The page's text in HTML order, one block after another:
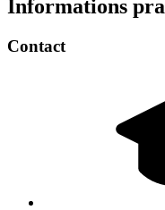
Informations
Contact